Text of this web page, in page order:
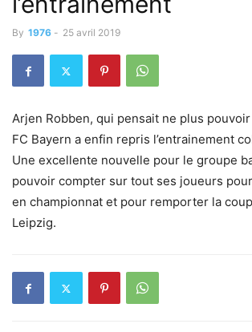
By 1976 - 25 avril 2019
Arjen Robben, qui pensait ne plus
FC Bayern a enfin repris l’entrainement
Une excellente nouvelle pour le groupe
pouvoir compter sur tout ses joueurs
en championnat et pour remporter la
Leipzig.